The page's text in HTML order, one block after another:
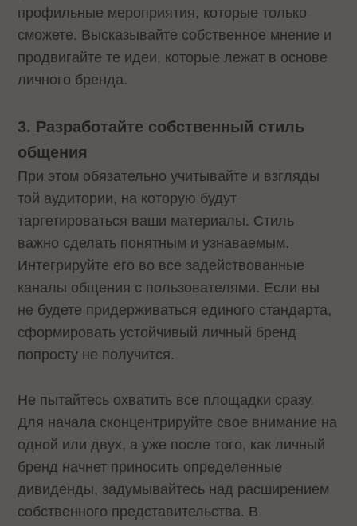
профильные мероприятия, которые только
сможете. Высказывайте собственное мнение и
продвигайте те идеи, которые лежат в основе
личного бренда.
3. Разработайте собственный стиль
общения
При этом обязательно учитывайте и взгляды
той аудитории, на которую будут
таргетироваться ваши материалы. Стиль
важно сделать понятным и узнаваемым.
Интегрируйте его во все задействованные
каналы общения с пользователями. Если вы
не будете придерживаться единого стандарта,
сформировать устойчивый личный бренд
попросту не получится.
Не пытайтесь охватить все площадки сразу.
Для начала сконцентрируйте свое внимание на
одной или двух, а уже после того, как личный
бренд начнет приносить определенные
дивиденды, задумывайтесь над расширением
собственного представительства. В